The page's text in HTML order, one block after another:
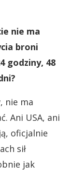
nie ma
broni
godziny, 48
nie ma
Ani USA, ani
oficjalnie
sił
jak